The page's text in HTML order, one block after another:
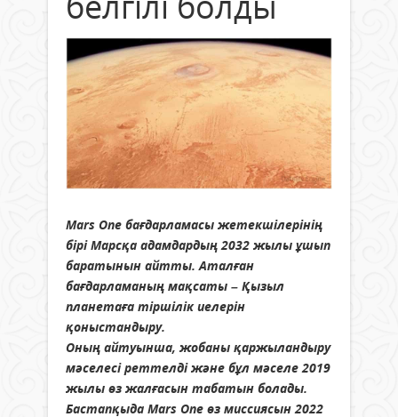
Mars One бағдарламасы жетекшілерінің
бірі Марсқа адамдардың 2032 жылы ұшып
баратынын айтты. Аталған
бағдарламаның мақсаты – Қызыл
планетаға тіршілік иелерін
қоныстандыру.
Оның айтуынша, жобаны қаржыландыру
мәселесі реттелді және бұл мәселе 2019
жылы өз жалғасын табатын болады.
Бастапқыда Mars One өз миссиясын 2022